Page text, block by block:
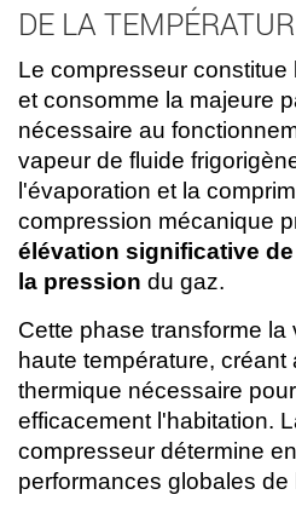
DE LA
Le compresseur
et consomme la majeure
nécessaire au
vapeur de fluide
l'évaporation et la
compression mécanique
élévation significative
la pression du gaz.
Cette phase transforme
haute température, créant
thermique nécessaire
efficacement l'habitation.
compresseur détermine
performances globales de